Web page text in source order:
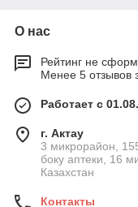
О нас
Рейтинг не
Менее 5 отзывов
Работает с
г. Актау
3 микрорайон,
боку аптеки, 16
Казахстан
Контакты